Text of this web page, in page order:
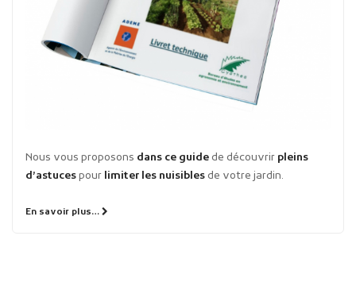
Nous vous proposons dans ce guidede découvrir pleins
d’astucespour limiter les nuisiblesde votre jardin.
En savoir plus…